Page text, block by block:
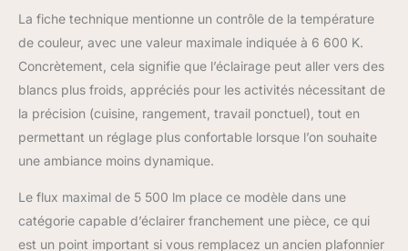
(couleur de lumière
blanche chaude), cette
lampe moderne crée
une agréable
atmosphère de bien
d'être, sa durée de vie
moyenne élevée est
d'environ 25 000
produit :
1040x420x100 mm
La fiche technique mentionne un contrôle de la température
de couleur, avec une valeur maximale indiquée à 6 600 K.
Concrètement, cela signifie que l’éclairage peut aller vers des
blancs plus froids, appréciés pour les activités nécessitant de
la précision (cuisine, rangement, travail ponctuel), tout en
permettant un réglage plus confortable lorsque l’on souhaite
une ambiance moins dynamique.
Le flux maximal de 5 500 lm place ce modèle dans une
catégorie capable d’éclairer franchement une pièce, ce qui
est un point important si vous remplacez un ancien plafonnier